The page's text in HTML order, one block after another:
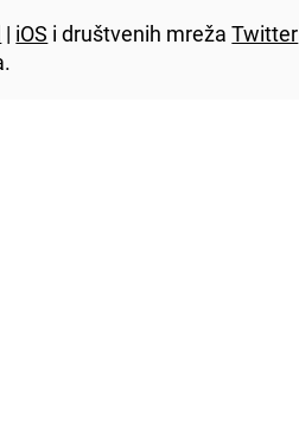
| iOS i društvenih mrežaTwitter